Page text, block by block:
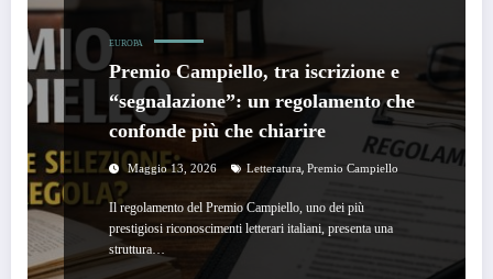
EUROPA
Premio Campiello, tra iscrizione e
“segnalazione”: un regolamento che
confonde più che chiarire
Maggio 13, 2026 Letteratura, Premio Campiello
Il regolamento del Premio Campiello, uno dei più
prestigiosi riconoscimenti letterari italiani, presenta una
struttura…